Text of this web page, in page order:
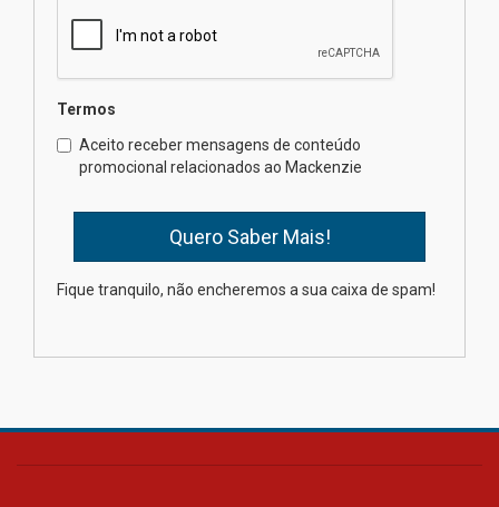
04.08.2026
internacionais
03.08.2026
Oncologista do HUEM ressalta
importância da prevenção e
diagnóstico precoce do câncer
de pulmão
Termos
Aceito receber mensagens de conteúdo
promocional relacionados ao Mackenzie
Fique tranquilo, não encheremos a sua caixa de spam!